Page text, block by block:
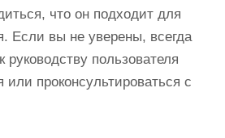
что он подходит для
Если вы не уверены, всегда
руководству пользователя
проконсультироваться с